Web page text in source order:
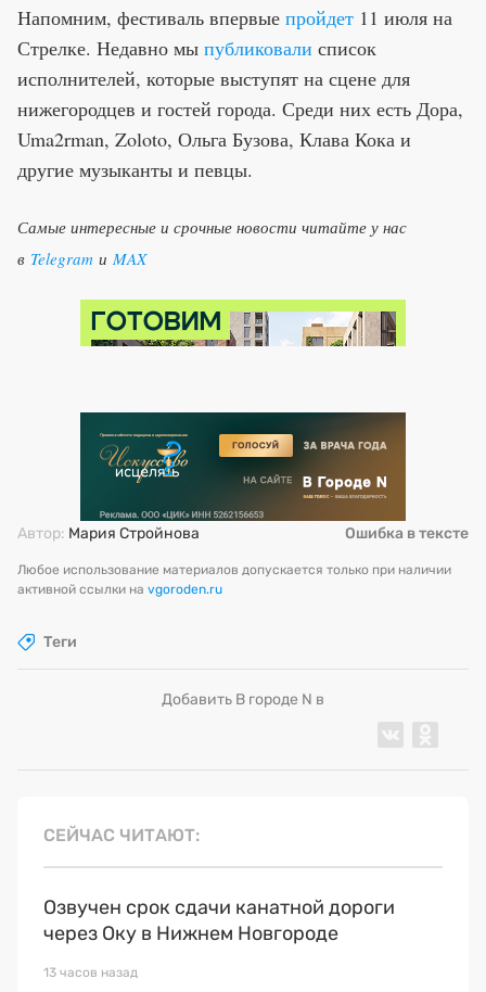
Напомним, фестиваль впервые пройдет 11 июля на
Стрелке. Недавно мы публиковали список
исполнителей, которые выступят на сцене для
нижегородцев и гостей города. Среди них есть Дора,
Uma2rman, Zoloto, Ольга Бузова, Клава Кока и
другие музыканты и певцы.
Самые интересные и срочные новости читайте у нас
в Telegram и MAX
Автор: Мария Стройнова Ошибка в тексте
Любое использование материалов допускается только при наличии
активной ссылки на vgoroden.ru
Теги
Добавить В городе N в
СЕЙЧАС ЧИТАЮТ
Озвучен срок сдачи канатной дороги
через Оку в Нижнем Новгороде
13 часов назад